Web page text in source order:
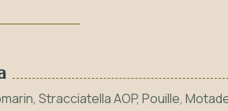
Stracciatella AOP, Pouille,